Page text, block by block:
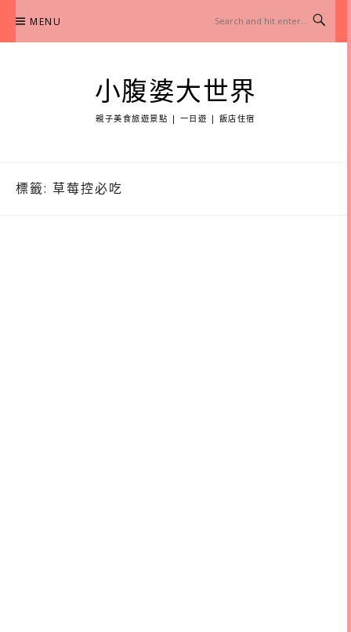
content
MENU
小腹婆大世界
親子美食旅遊景點 | 一日遊 | 飯店住宿
標籤: 草莓控必吃